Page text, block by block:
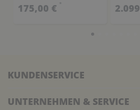
175,00 € *
KUNDENSERVICE
UNTERNEHMEN & SERVICE